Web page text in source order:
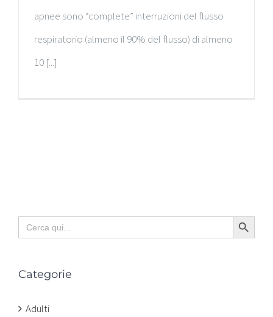
apnee sono “complete” interruzioni del flusso
respiratorio (almeno il 90% del flusso) di almeno
10 [...]
Search
for:
Search Button
Categorie
Adulti